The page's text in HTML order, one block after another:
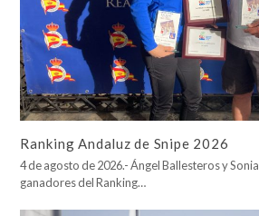
Ranking Andaluz de Snipe 2026
4 de agosto de 2026.- Ángel Ballesteros y
ganadores del Ranking…